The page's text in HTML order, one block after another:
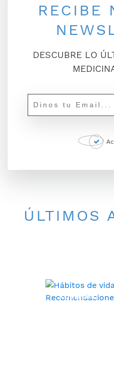
RECIBE
DESCUBRE LO
ÚLTIMOS
CONSEJOS